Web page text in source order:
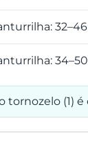
tornozelo (1)